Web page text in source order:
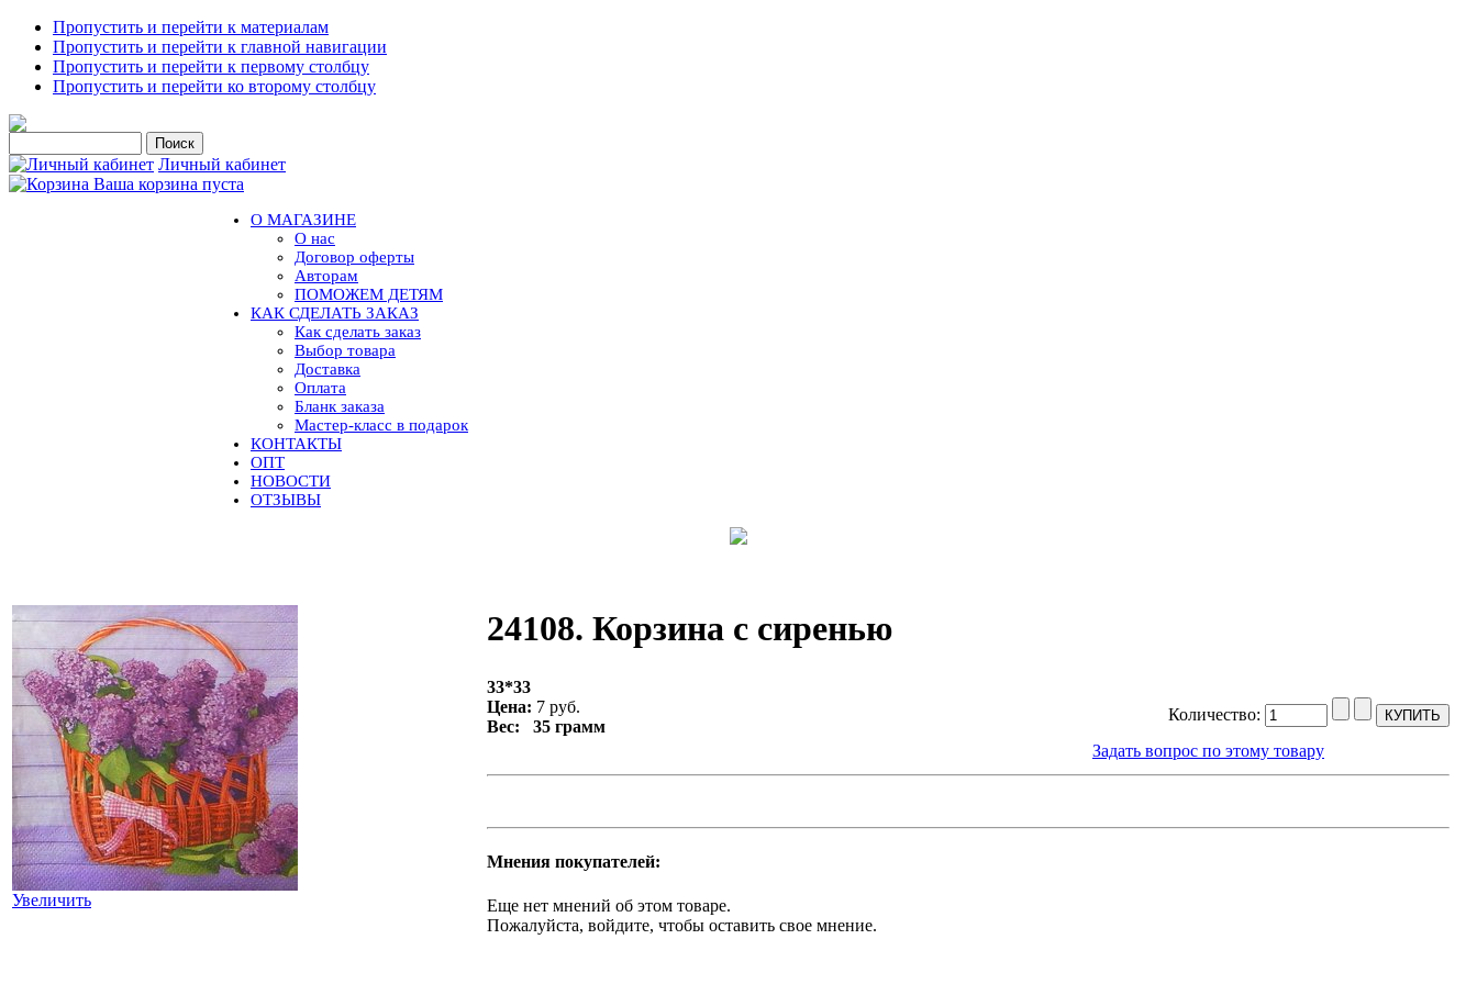
Пропустить и перейти к материалам
Пропустить и перейти к главной навигации
Пропустить и перейти к первому столбцу
Пропустить и перейти ко второму столбцу
Личный кабинет
Ваша корзина пуста
О МАГАЗИНЕ
О нас
Договор оферты
Авторам
ПОМОЖЕМ ДЕТЯМ
КАК СДЕЛАТЬ ЗАКАЗ
Как сделать заказ
Выбор товара
Доставка
Оплата
Бланк заказа
Мастер-класс в подарок
КОНТАКТЫ
ОПТ
НОВОСТИ
ОТЗЫВЫ
Увеличить
24108. Корзина с сиренью
33*33
Цена: 7 руб.
Вес: 35 грамм
Количество:
Задать вопрос по этому товару
Мнения покупателей:
Еще нет мнений об этом товаре.
Пожалуйста, войдите, чтобы оставить свое мнение.